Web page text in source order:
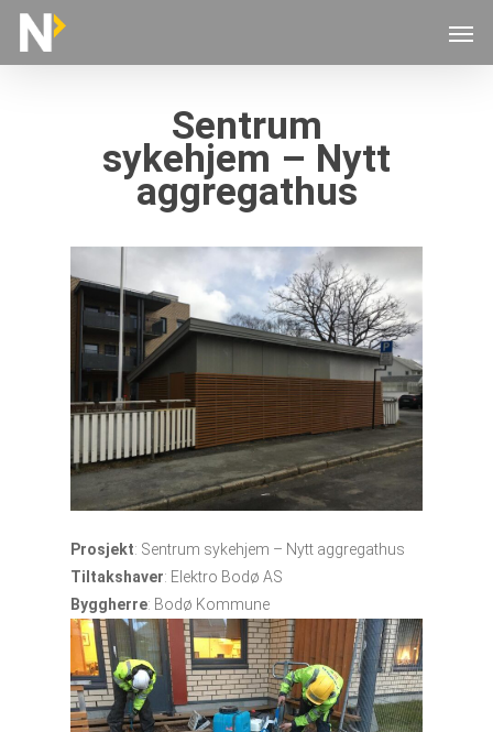
Skip
main
Sentrum
sykehjem – Nytt
aggregathus
Prosjekt: Sentrum sykehjem – Nytt aggregathus
Tiltakshaver: Elektro Bodø AS
Byggherre: Bodø Kommune